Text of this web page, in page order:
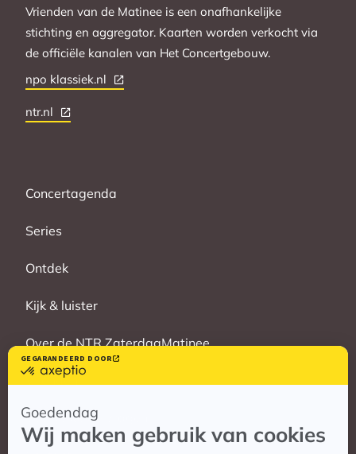
Vrienden van de Matinee is een onafhankelijke
stichting en aggregator. Kaarten worden verkocht via
de officiële kanalen van Het Concertgebouw.
npo klassiek.nl
ntr.nl
Concertagenda
Series
Ontdek
Kijk & luister
Over de NTR ZaterdagMatinee
Vrienden
Veelgestelde vragen